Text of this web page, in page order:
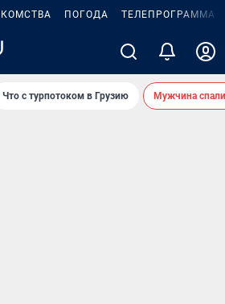
ПОГОДА ТЕЛЕПРОГРАММА
Что с турпотоком в Грузию Мужчина